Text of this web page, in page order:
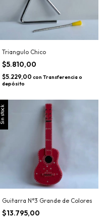
Triangulo Chico
$5.810,00
$5.229,00 con Transferencia o
depósito
Sin stock
Guitarra N°3 Grande de Colores
$13.795,00